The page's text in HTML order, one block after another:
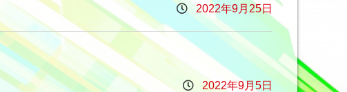
2022年9月25日
2022年9月5日